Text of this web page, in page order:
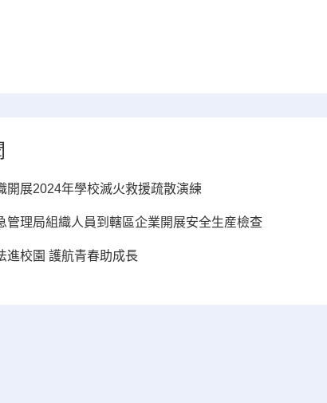
開展2024年學校滅火救援疏散演練
管理局組織人員到轄區企業開展安全生産檢查
進校園 護航青春助成長